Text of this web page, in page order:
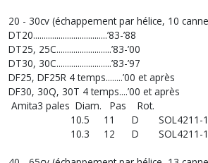
20 - 30cv (échappement par hélice, 10
DT20...................................’83-’88
DT25, 25C..........................’83-’00
DT30, 30C..........................’83-’97
DF25, DF25R 4 temps........’00 et après
DF30, 30Q, 30T 4 temps....’00 et après
Amita3 pales Diam. Pas Rot.
10.5 11 D SOL4211-
10.3 12 D SOL4211-